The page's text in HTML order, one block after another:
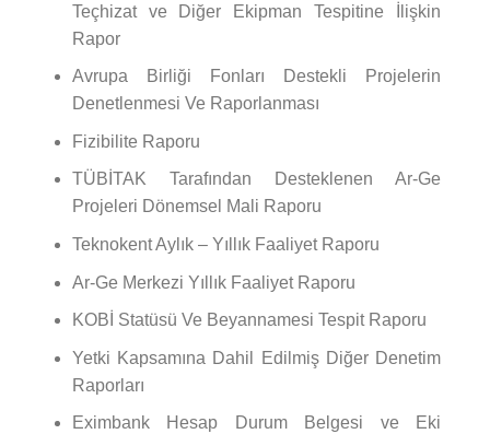
Teçhizat ve Diğer Ekipman Tespitine İlişkin
Rapor
Avrupa Birliği Fonları Destekli Projelerin
Denetlenmesi Ve Raporlanması
Fizibilite Raporu
TÜBİTAK Tarafından Desteklenen Ar-Ge
Projeleri Dönemsel Mali Raporu
Teknokent Aylık – Yıllık Faaliyet Raporu
Ar-Ge Merkezi Yıllık Faaliyet Raporu
KOBİ Statüsü Ve Beyannamesi Tespit Raporu
Yetki Kapsamına Dahil Edilmiş Diğer Denetim
Raporları
Eximbank Hesap Durum Belgesi ve Eki